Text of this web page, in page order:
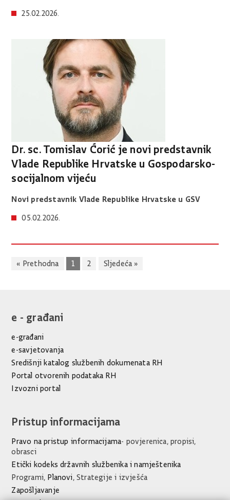
25.02.2026.
Dr. sc. Tomislav Ćorić je novi predstavnik
Vlade Republike Hrvatske u Gospodarsko-
socijalnom vijeću
Novi predstavnik Vlade Republike Hrvatske u GSV
05.02.2026.
« Prethodna 1 2 Sljedeća »
e - građani
e-građani
e-savjetovanja
Središnji katalog službenih dokumenata RH
Portal otvorenih podataka RH
Izvozni portal
Pristup informacijama
Pravo na pristup informacijama- povjerenica, propisi,
obrasci
Etički kodeks državnih službenika i namještenika
Programi, Planovi, Strategije i izvješća
Zapošljavanje